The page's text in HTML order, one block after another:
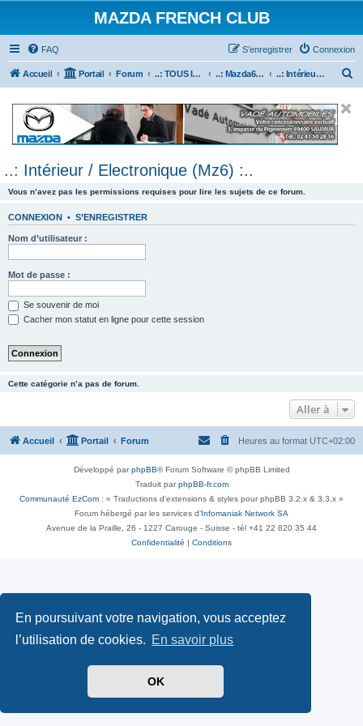
En poursuivant votre navigation, vous acceptez
l’utilisation de cookies. En savoir plus
OK
MAZDA FRENCH CLUB
FAQ Connexion
S’enregistrer
Accueil Portail Forum ..: TOUS les Véhicules MAZDA :.. ..: Mazda6 :.. ..: Intérieur / Electronique (Mz6) :..
e
..: Intérieur / Electronique (Mz6) :..
Vous n’avez pas les permissions requises pour lire les sujets de ce forum.
CONNEXION • S’ENREGISTRER
Nom d’utilisateur :
Mot de passe :
Se souvenir de moi
Cacher mon statut en ligne pour cette session
Cette catégorie n’a pas de forum.
Aller à
Accueil Portail Forum Heures au format UTC+02:00
Développé parphpBB® Forum Software © phpBB Limited
Traduit parphpBB-fr.com
Communauté EzCom : « Traductions d'extensions & styles pour phpBB 3.2.x & 3.3.x »
Forum hébergé par les services d’ Infomaniak Network SA
Avenue de la Praille, 26 - 1227 Carouge - Suisse - tél +41 22 820 35 44
Confidentialité
Conditions